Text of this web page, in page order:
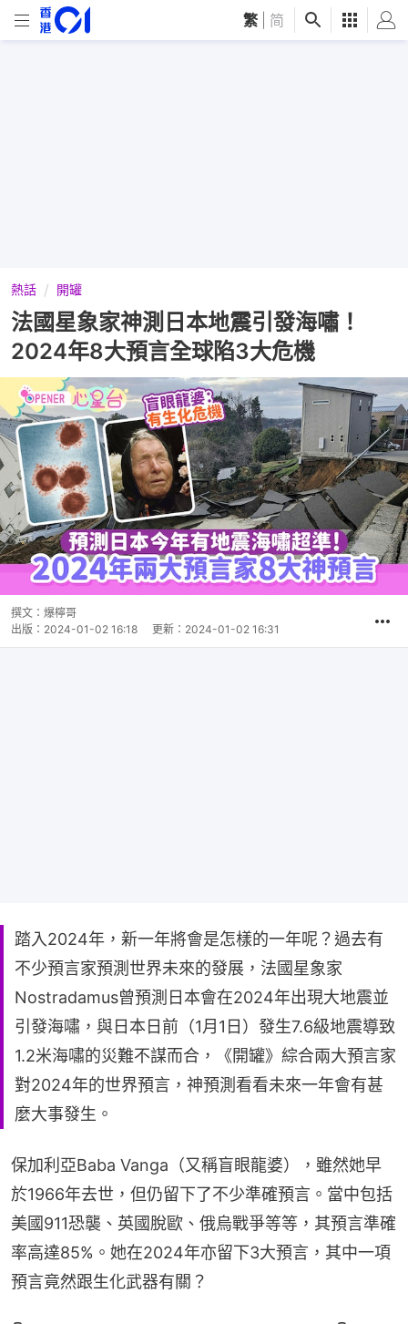
繁 简
熱話 開罐
法國星象家神測日本地震引發海嘯！
2024年8大預言全球陷3大危機
撰文： 爆檸哥
出版： 2024-01-02 16:18 更新： 2024-01-02 16:31
踏入2024年，新一年將會是怎樣的一年呢？過去有
不少預言家預測世界未來的發展，法國星象家
Nostradamus曾預測日本會在2024年出現大地震並
引發海嘯，與日本日前（1月1日）發生7.6級地震導致
1.2米海嘯的災難不謀而合，《開罐》綜合兩大預言家
對2024年的世界預言，神預測看看未來一年會有甚
麼大事發生。
保加利亞Baba Vanga（又稱盲眼龍婆），雖然她早
於1966年去世，但仍留下了不少準確預言。當中包括
美國911恐襲、英國脫歐、俄烏戰爭等等，其預言準確
率高達85%。她在2024年亦留下3大預言，其中一項
預言竟然跟生化武器有關？